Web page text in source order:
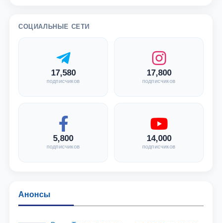
СОЦИАЛЬНЫЕ СЕТИ
17,580
подписчиков
17,800
подписчиков
5,800
подписчиков
14,000
подписчиков
Анонсы